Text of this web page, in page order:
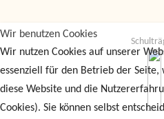
Wir benutzen Cookies
Wir nutzen Cookies auf unserer
essenziell für den Betrieb der Seite,
diese Website und die
Cookies). Sie können selbst